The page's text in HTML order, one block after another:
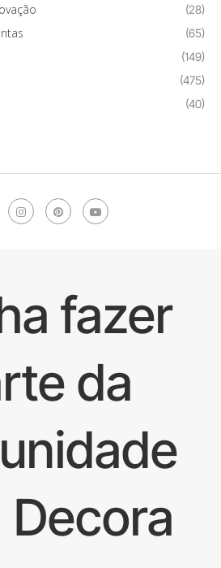
(28)
(65)
(149)
(475)
(40)
fazer
da
Decora